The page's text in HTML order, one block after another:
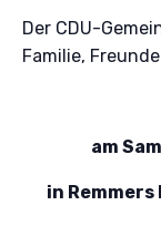
Der CDU-
Familie,
am
in